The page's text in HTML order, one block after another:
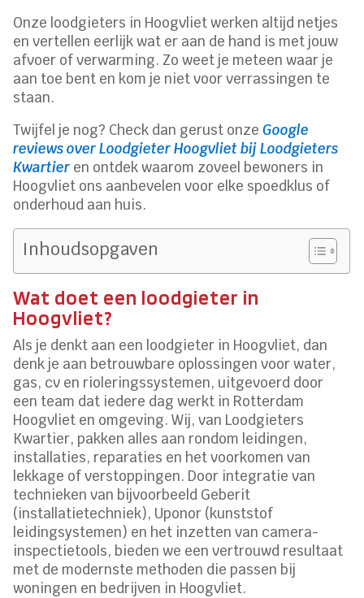
Onze loodgieters in Hoogvliet werken altijd netjes
en vertellen eerlijk wat er aan de hand is met jouw
afvoer of verwarming. Zo weet je meteen waar je
aan toe bent en kom je niet voor verrassingen te
staan.
Twijfel je nog? Check dan gerust onzeGoogle
reviews over Loodgieter Hoogvliet bij Loodgieters
Kwartier en ontdek waarom zoveel bewoners in
Hoogvliet ons aanbevelen voor elke spoedklus of
onderhoud aan huis.
Inhoudsopgaven
Wat doet een loodgieter in
Hoogvliet?
Als je denkt aan een loodgieter in Hoogvliet, dan
denk je aan betrouwbare oplossingen voor water,
gas, cv en rioleringssystemen, uitgevoerd door
een team dat iedere dag werkt in Rotterdam
Hoogvliet en omgeving. Wij, van Loodgieters
Kwartier, pakken alles aan rondom leidingen,
installaties, reparaties en het voorkomen van
lekkage of verstoppingen. Door integratie van
technieken van bijvoorbeeld Geberit
(installatietechniek), Uponor (kunststof
leidingsystemen) en het inzetten van camera-
inspectietools, bieden we een vertrouwd resultaat
met de modernste methoden die passen bij
woningen en bedrijven in Hoogvliet.